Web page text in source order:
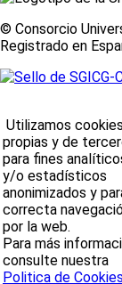
© Consorcio
Registrado en
Utilizamos cookies
propias y de
para fines
y/o estadísticos
anonimizados y
correcta
por la web.
Para más
consulte nuestra
Politica de Cookies